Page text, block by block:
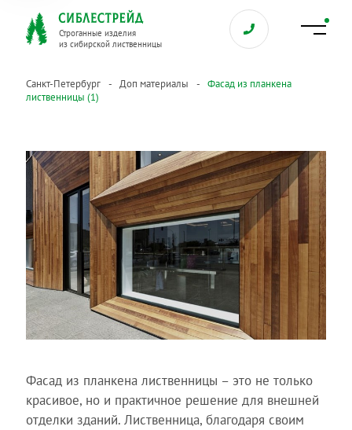
Строганные изделия
из сибирской лиственницы
Санкт-Петербург Доп материалы
Фасад из планкена
лиственницы (1)
Фасад из планкена лиственницы – это не только
красивое, но и практичное решение для внешней
отделки зданий. Лиственница, благодаря своим